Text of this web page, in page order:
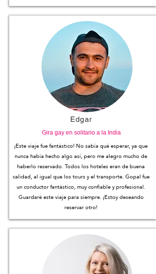
Edgar
Gira gay en solitario a la India
¡Este viaje fue fantástico! No sabía qué esperar, ya que
nunca había hecho algo así, pero me alegro mucho de
haberlo reservado. Todos los hoteles eran de buena
calidad, al igual que los tours y el transporte. Gopal fue
un conductor fantástico, muy confiable y profesional.
Guardaré este viaje para siempre. ¡Estoy deseando
reservar otro!